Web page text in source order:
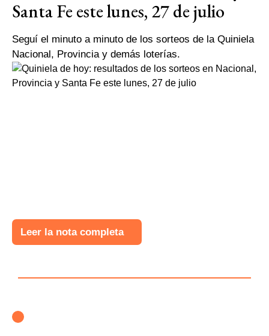
Santa Fe este lunes, 27 de julio
Seguí el minuto a minuto de los sorteos de la Quiniela
Nacional, Provincia y demás loterías.
Leer la nota completa